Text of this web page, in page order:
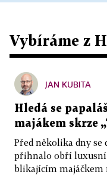
Vybíráme z
JAN KUBITA
Hledá se
majákem skrze
Před několika dny se
přihnalo obří luxusní
blikajícím majáčkem